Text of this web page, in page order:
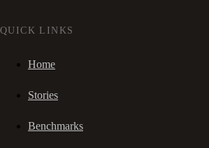
QUICK LINKS
Home
Stories
Benchmarks